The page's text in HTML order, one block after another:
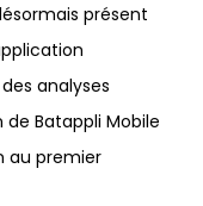
présent
analyses
Batappli Mobile
au premier